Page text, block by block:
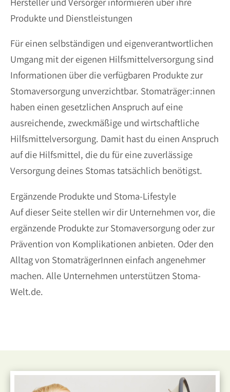
Produkte und Dienstleistungen
Für einen selbständigen und eigenverantwortlichen
Umgang mit der eigenen Hilfsmittelversorgung sind
Informationen über die verfügbaren Produkte zur
Stomaversorgung unverzichtbar. Stomaträger:innen
haben einen gesetzlichen Anspruch auf eine
ausreichende, zweckmäßige und wirtschaftliche
Hilfsmittelversorgung. Damit hast du einen Anspruch
auf die Hilfsmittel, die du für eine zuverlässige
Versorgung deines Stomas tatsächlich benötigst.
Ergänzende Produkte und Stoma-Lifestyle
Auf dieser Seite stellen wir dir Unternehmen vor, die
ergänzende Produkte zur Stomaversorgung oder zur
Prävention von Komplikationen anbieten. Oder den
Alltag von StomaträgerInnen einfach angenehmer
machen. Alle Unternehmen unterstützen Stoma-
Welt.de.